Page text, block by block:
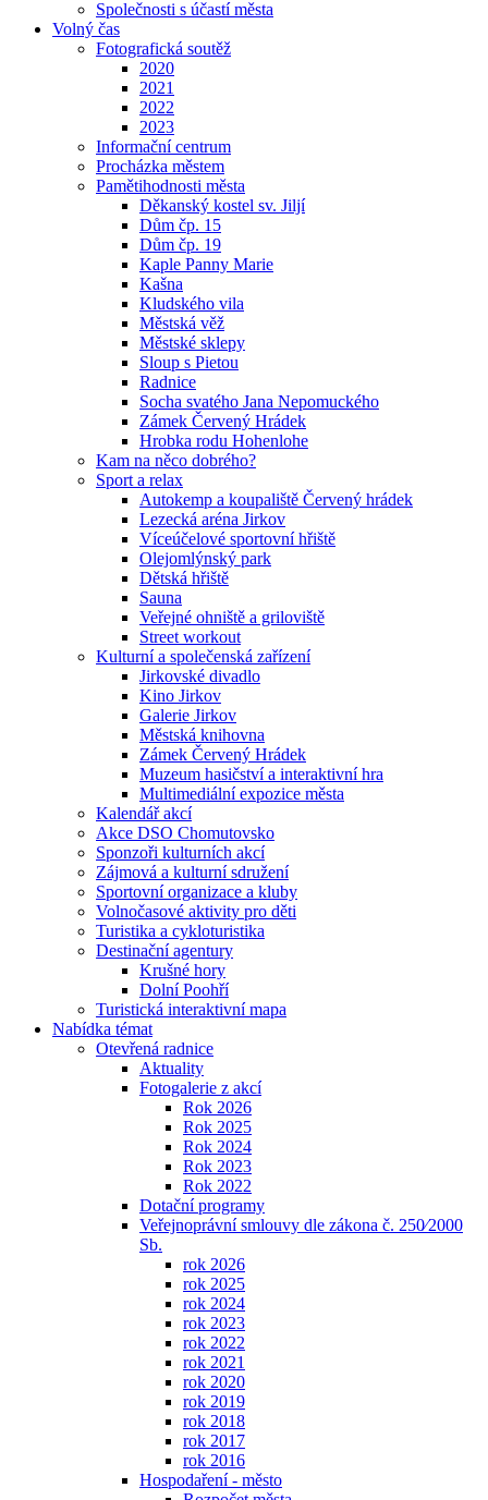
Společnosti s účastí města
Volný čas
Fotografická soutěž
2020
2021
2022
2023
Informační centrum
Procházka městem
Pamětihodnosti města
Děkanský kostel sv. Jiljí
Dům čp. 15
Dům čp. 19
Kaple Panny Marie
Kašna
Kludského vila
Městská věž
Městské sklepy
Sloup s Pietou
Radnice
Socha svatého Jana Nepomuckého
Zámek Červený Hrádek
Hrobka rodu Hohenlohe
Kam na něco dobrého?
Sport a relax
Autokemp a koupaliště Červený hrádek
Lezecká aréna Jirkov
Víceúčelové sportovní hřiště
Olejomlýnský park
Dětská hřiště
Sauna
Veřejné ohniště a griloviště
Street workout
Kulturní a společenská zařízení
Jirkovské divadlo
Kino Jirkov
Galerie Jirkov
Městská knihovna
Zámek Červený Hrádek
Muzeum hasičství a interaktivní hra
Multimediální expozice města
Kalendář akcí
Akce DSO Chomutovsko
Sponzoři kulturních akcí
Zájmová a kulturní sdružení
Sportovní organizace a kluby
Volnočasové aktivity pro děti
Turistika a cykloturistika
Destinační agentury
Krušné hory
Dolní Poohří
Turistická interaktivní mapa
Nabídka témat
Otevřená radnice
Aktuality
Fotogalerie z akcí
Rok 2026
Rok 2025
Rok 2024
Rok 2023
Rok 2022
Dotační programy
Veřejnoprávní smlouvy dle zákona č. 250⁄2000
Sb.
rok 2026
rok 2025
rok 2024
rok 2023
rok 2022
rok 2021
rok 2020
rok 2019
rok 2018
rok 2017
rok 2016
Hospodaření - město